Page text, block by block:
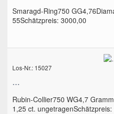
Smaragd-Ring750
55Schätzpreis: 3000,00
Los-Nr.: 15027
...
Rubin-Collier750 WG4,7
1,25 ct. ungetragenSchätzpreis: